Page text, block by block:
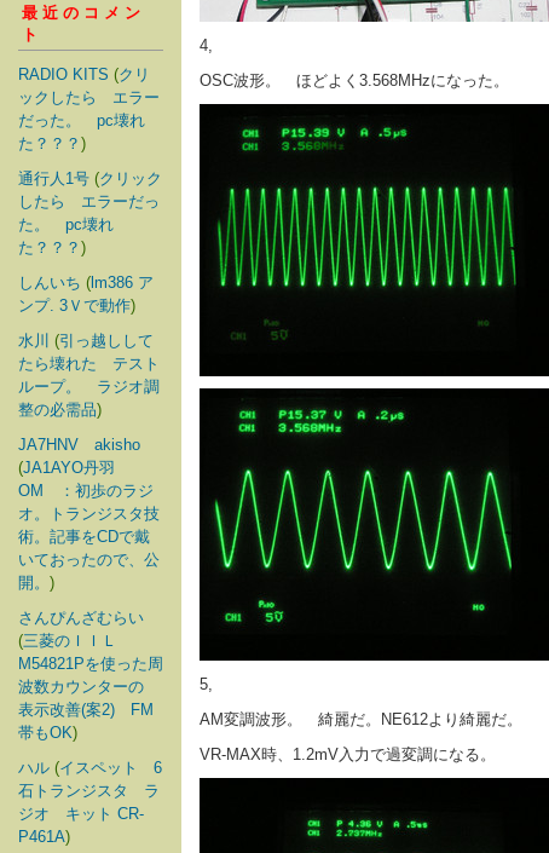
最近のコメン
ト
RADIO KITS (クリ
ックしたら エラー
だった。 pc壊れ
た？？？ )
通行人1号 (クリック
したら エラーだっ
た。 pc壊れ
た？？？ )
しんいち ( lm386 ア
ンプ. 3Ｖで動作)
水川 (引っ越しして
たら壊れた テスト
ループ。 ラジオ調
整の必需品)
JA7HNV akisho
(JA1AYO丹羽
OM ：初歩のラジ
オ。トランジスタ技
術。記事をCDで戴
いておったので、公
開。 )
さんぴんざむらい
(三菱のＩＩＬ
M54821Pを使った周
波数カウンターの
表示改善(案2) FM
帯もOK)
ハル (イスペット 6
石トランジスタ ラ
ジオ キット CR-
P461A)
4,
OSC波形。 ほどよく3.568MHzになった。
5,
AM変調波形。 綺麗だ。NE612より綺麗だ。
VR-MAX時、1.2mV入力で過変調になる。